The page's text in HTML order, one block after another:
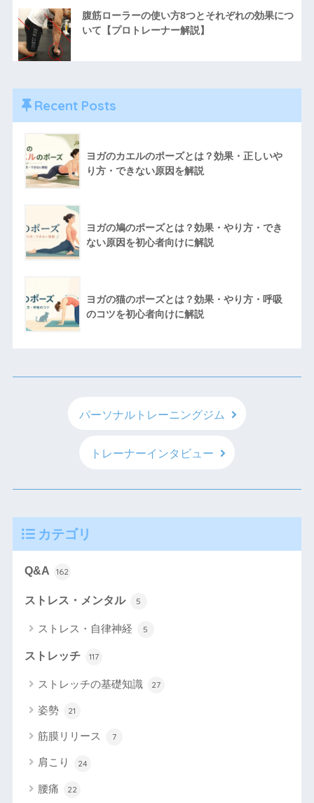
腹筋ローラーの使い方8つとそれぞれの効果につ
いて【プロトレーナー解説】
Recent Posts
ヨガのカエルのポーズとは？効果・正しいや
り方・できない原因を解説
ヨガの鳩のポーズとは？効果・やり方・でき
ない原因を初心者向けに解説
ヨガの猫のポーズとは？効果・やり方・呼吸
のコツを初心者向けに解説
パーソナルトレーニングジム
トレーナーインタビュー
カテゴリ
Q&A 162
ストレス・メンタル 5
ストレス・自律神経 5
ストレッチ 117
ストレッチの基礎知識 27
姿勢 21
筋膜リリース 7
肩こり 24
腰痛 22